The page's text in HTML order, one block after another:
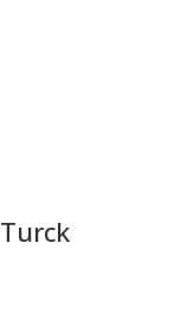
Turck